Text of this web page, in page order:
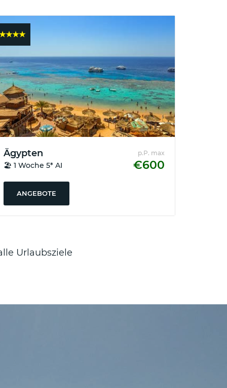
Ägypten
🏖️ 1 Woche 5* AI
p.P. max
€600
ANGEBOTE
Urlaubsziele